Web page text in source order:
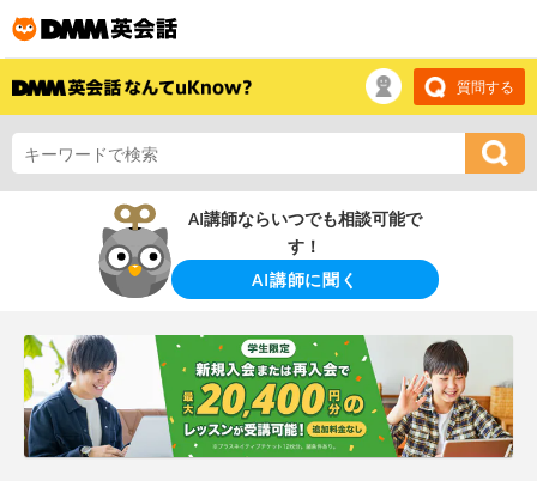
質問する
AI講師ならいつでも相談可能で
す！
AI講師に聞く